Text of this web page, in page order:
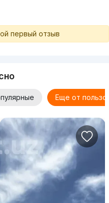
первый отзыв
Еще от